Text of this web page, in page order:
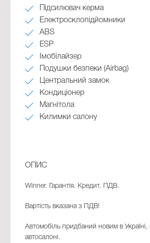
Підсилювач керма
Електросклопідйомники
ABS
ESP
Імобілайзер
Подушки безпеки (Airbag)
Центральний замок
Кондиціонер
Магнітола
Килимки салону
ОПИС
Winner. Гарантія. Кредит. ПДВ.
Вартість вказана з ПДВ!
Автомобіль придбаний новим в Україні,
автосалоні.